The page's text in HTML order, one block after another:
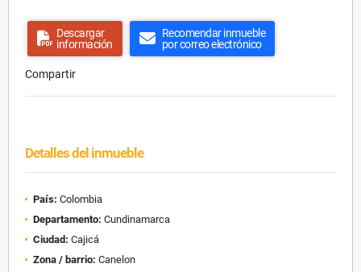
Descargar
información
Recomendar inmueble
por correo electrónico
Compartir
Detalles del inmueble
País: Colombia
Departamento: Cundinamarca
Ciudad: Cajicá
Zona / barrio: Canelon